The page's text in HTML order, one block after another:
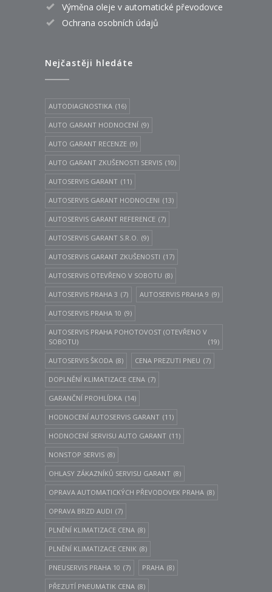
Výměna oleje v automatické převodovce
Ochrana osobních údajů
Nejčastěji hledáte
AUTODIAGNOSTIKA (16)
AUTO GARANT HODNOCENÍ (9)
AUTO GARANT RECENZE (9)
AUTO GARANT ZKUŠENOSTI SERVIS (10)
AUTOSERVIS GARANT (11)
AUTOSERVIS GARANT HODNOCENI (13)
AUTOSERVIS GARANT REFERENCE (7)
AUTOSERVIS GARANT S.R.O. (9)
AUTOSERVIS GARANT ZKUŠENOSTI (17)
AUTOSERVIS OTEVŘENO V SOBOTU (8)
AUTOSERVIS PRAHA 3 (7) AUTOSERVIS PRAHA 9 (9)
AUTOSERVIS PRAHA 10 (9)
AUTOSERVIS PRAHA POHOTOVOST (OTEVŘENO V
SOBOTU)
(19)
AUTOSERVIS ŠKODA (8) CENA PREZUTI PNEU (7)
DOPLNĚNÍ KLIMATIZACE CENA (7)
GARANČNÍ PROHLÍDKA (14)
HODNOCENÍ AUTOSERVIS GARANT (11)
HODNOCENÍ SERVISU AUTO GARANT (11)
NONSTOP SERVIS (8)
OHLASY ZÁKAZNÍKŮ SERVISU GARANT (8)
OPRAVA AUTOMATICKÝCH PŘEVODOVEK PRAHA (8)
OPRAVA BRZD AUDI (7)
PLNĚNÍ KLIMATIZACE CENA (8)
PLNĚNÍ KLIMATIZACE CENIK (8)
PNEUSERVIS PRAHA 10 (7) PRAHA (8)
PŘEZUTÍ PNEUMATIK CENA (8)